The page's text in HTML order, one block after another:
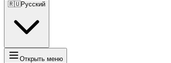
🇷🇺Русский
Открыть меню